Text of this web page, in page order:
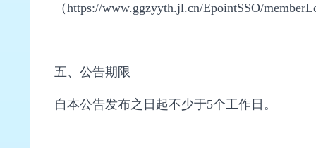
（https://www.ggzyyth.jl.cn/EpointSSO/
五、公告期限
自本公告发布之日起不少于5个工作日。